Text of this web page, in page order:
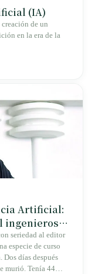
(IA)
de un
en la era de la
Artificial:
ingenieros
seriedad al editor
especie de curso
días después
murió. Tenía 44